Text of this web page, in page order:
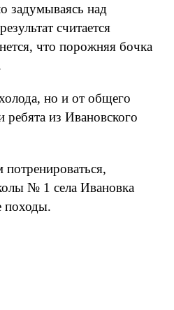
задумываясь над
считается
что порожняя бочка
но и от общего
из Ивановского
№ 1 села Ивановка
походы.